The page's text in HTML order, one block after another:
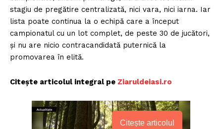
stagiu de pregătire centralizată, nici vara, nici iarna. Iar
lista poate continua la o echipă care a început
campionatul cu un lot complet, de peste 30 de jucători,
şi nu are nicio contracandidată puternică la
promovarea în elită.
Citește articolul integral pe Ziaruldeiasi.ro
Citește articolul